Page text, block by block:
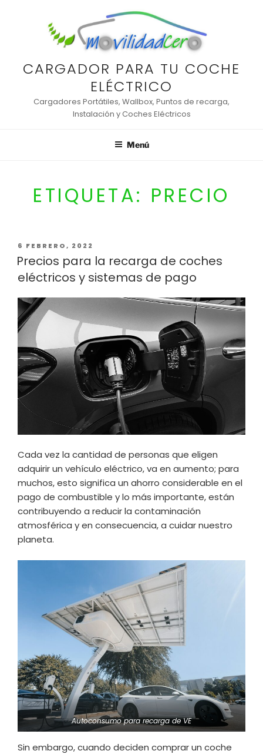
CARGADOR PARA TU COCHE
ELÉCTRICO
Cargadores Portátiles, Wallbox, Puntos de recarga,
Instalación y Coches Eléctricos
Menú
ETIQUETA: PRECIO
PUBLICADO
EL
6 FEBRERO, 2022
Precios para la recarga de coches
eléctricos y sistemas de pago
Cada vez la cantidad de personas que eligen
adquirir un vehículo eléctrico, va en aumento; para
muchos, esto significa un ahorro considerable en el
pago de combustible y lo más importante, están
contribuyendo a reducir la contaminación
atmosférica y en consecuencia, a cuidar nuestro
planeta.
Autoconsumo para recarga de VE
Sin embargo, cuando deciden comprar un coche